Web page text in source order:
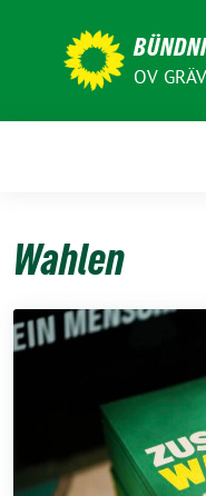
OV
Wahlen